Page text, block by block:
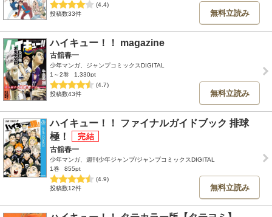
(4.4)
投稿数33件
無料立読み
ハイキュー！！ magazine
古舘春一
少年マンガ、ジャンプコミックスDIGITAL
1～2巻
1,330pt
(4.7)
投稿数43件
無料立読み
ハイキュー！！ ファイナルガイドブック 排球
極！
古舘春一
少年マンガ、週刊少年ジャンプ/ジャンプコミックスDIGITAL
1巻
855pt
(4.9)
投稿数12件
無料立読み